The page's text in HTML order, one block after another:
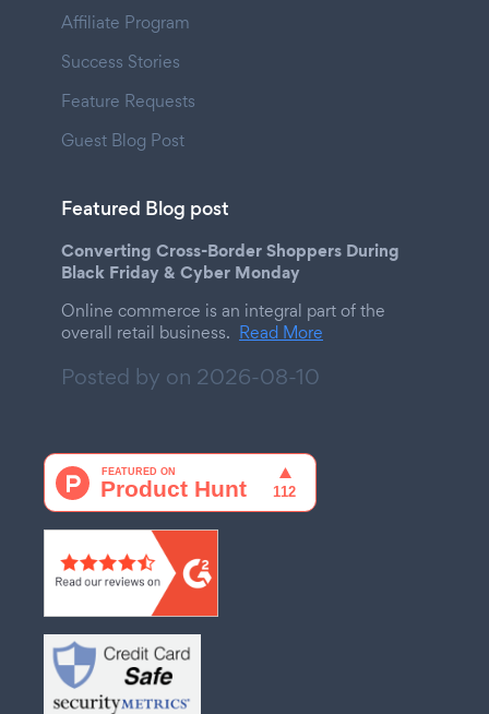
Affiliate Program
Success Stories
Feature Requests
Guest Blog Post
Featured Blog post
Converting Cross-Border Shoppers During
Black Friday & Cyber Monday
Online commerce is an integral part of the
overall retail business. Read More
Posted by on 2026-08-10